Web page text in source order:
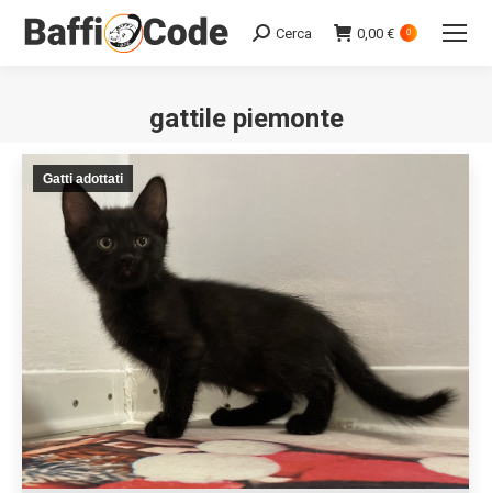
Search:
Cerca 0,00 € 0
gattile piemonte
Gatti adottati